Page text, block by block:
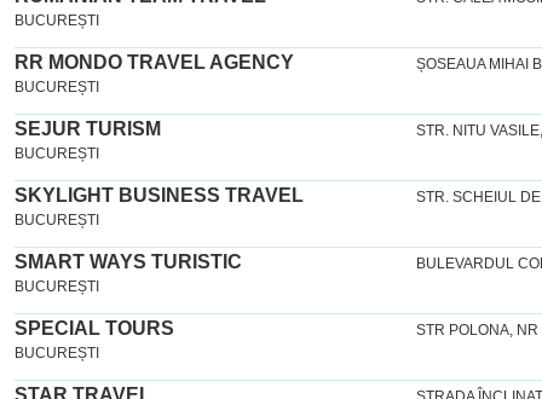
BUCUREȘTI
RR MONDO TRAVEL AGENCY
BUCUREȘTI
ȘOSEAUA MIHAI
SEJUR TURISM
BUCUREȘTI
STR. NITU
SKYLIGHT BUSINESS TRAVEL
BUCUREȘTI
STR. SCHEIUL
SMART WAYS TURISTIC
BUCUREȘTI
BULEVARDUL
SPECIAL TOURS
BUCUREȘTI
STR POLONA,
STAR TRAVEL